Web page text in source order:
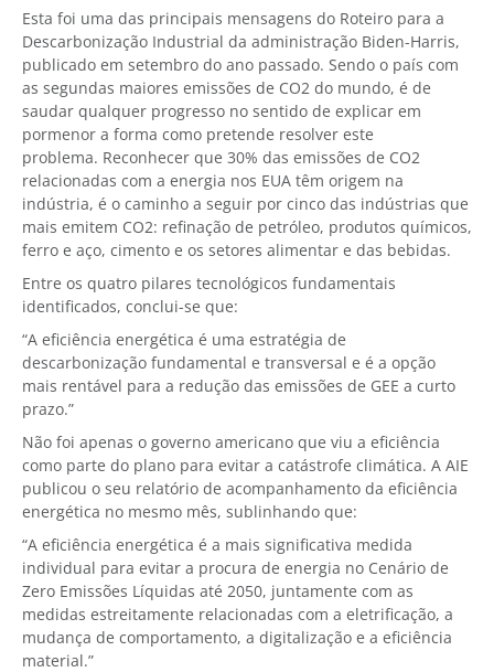
Esta foi uma das principais mensagens do Roteiro para a
Descarbonização Industrial da administração Biden-Harris,
publicado em setembro do ano passado. Sendo o país com
as segundas maiores emissões de CO2 do mundo, é de
saudar qualquer progresso no sentido de explicar em
pormenor a forma como pretende resolver este
problema. Reconhecer que 30% das emissões de CO2
relacionadas com a energia nos EUA têm origem na
indústria, é o caminho a seguir por cinco das indústrias que
mais emitem CO2: refinação de petróleo, produtos químicos,
ferro e aço, cimento e os setores alimentar e das bebidas.
Entre os quatro pilares tecnológicos fundamentais
identificados, conclui-se que:
“A eficiência energética é uma estratégia de
descarbonização fundamental e transversal e é a opção
mais rentável para a redução das emissões de GEE a curto
prazo.”
Não foi apenas o governo americano que viu a eficiência
como parte do plano para evitar a catástrofe climática. A AIE
publicou o seu relatório de acompanhamento da eficiência
energética no mesmo mês, sublinhando que:
“A eficiência energética é a mais significativa medida
individual para evitar a procura de energia no Cenário de
Zero Emissões Líquidas até 2050, juntamente com as
medidas estreitamente relacionadas com a eletrificação, a
mudança de comportamento, a digitalização e a eficiência
material.”